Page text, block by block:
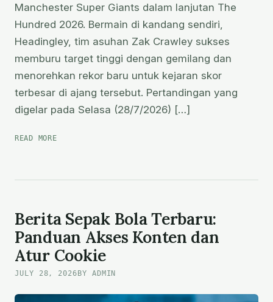
Manchester Super Giants dalam lanjutan The
Hundred 2026. Bermain di kandang sendiri,
Headingley, tim asuhan Zak Crawley sukses
memburu target tinggi dengan gemilang dan
menorehkan rekor baru untuk kejaran skor
terbesar di ajang tersebut. Pertandingan yang
digelar pada Selasa (28/7/2026) […]
READ MOREKEMENANGAN
DI
THE
HUNDRED
HEADINGLEY
Berita Sepak Bola Terbaru:
Panduan Akses Konten dan
Atur Cookie
JULY 28, 2026 BY ADMIN